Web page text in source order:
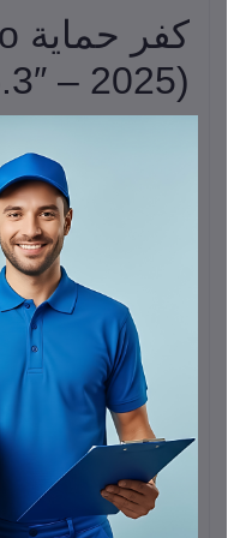
– 2025)
. يجمع بين
المغناطيسي والوظائف
أبرز
حماية من الصدمات
هوائية لامتصاص
والخدوش اليومية.
تصميم Co‑moulded متين ومرن
للاصفرار وبنية صلبة
مقاومة للخدوش
:
لفترة طويلة.
حواف مرتفعة للشاشة
والشاشة عند وضع